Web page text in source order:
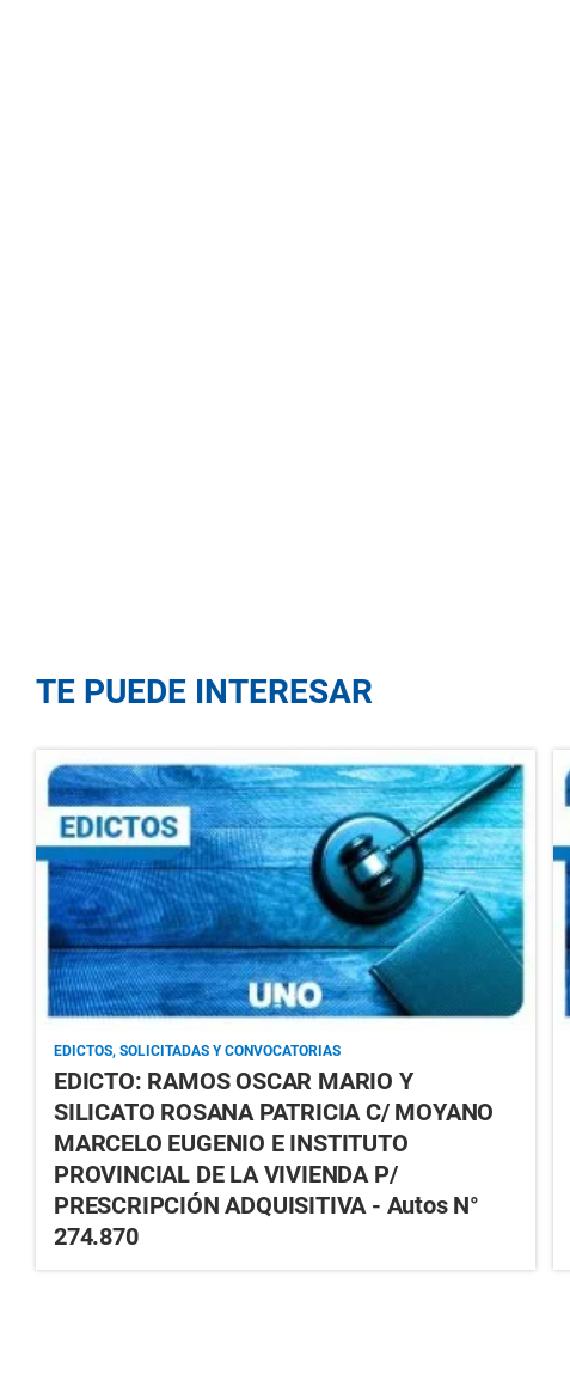
TE PUEDE INTERESAR
EDICTOS, SOLICITADAS Y CONVOCATORIAS
EDICTO: RAMOS OSCAR MARIO Y
SILICATO ROSANA PATRICIA C/ MOYANO
MARCELO EUGENIO E INSTITUTO
PROVINCIAL DE LA VIVIENDA P/
PRESCRIPCIÓN ADQUISITIVA - Autos N°
274.870